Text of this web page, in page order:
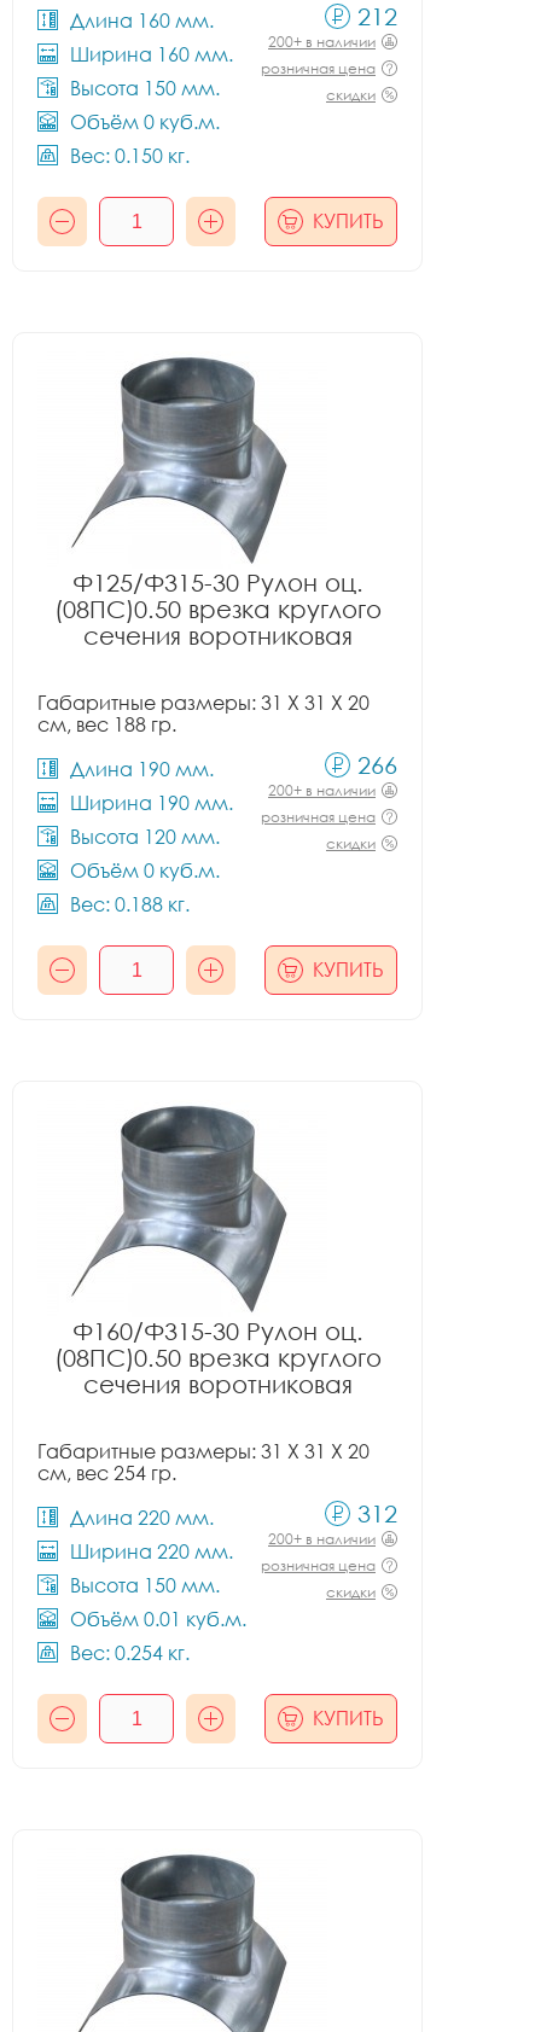
Длина 160 мм.
Ширина 160 мм.
Высота 150 мм.
Объём 0 куб.м.
Вес: 0.150 кг.
212
200+ в наличии
розничная цена
скидки
КУПИТЬ
Ф125/Ф315-30 Рулон оц.
(08ПС)0.50 врезка круглого
сечения воротниковая
Габаритные размеры: 31 X 31 X 20
см, вес 188 гр.
Длина 190 мм.
Ширина 190 мм.
Высота 120 мм.
Объём 0 куб.м.
Вес: 0.188 кг.
266
200+ в наличии
розничная цена
скидки
КУПИТЬ
Ф160/Ф315-30 Рулон оц.
(08ПС)0.50 врезка круглого
сечения воротниковая
Габаритные размеры: 31 X 31 X 20
см, вес 254 гр.
Длина 220 мм.
Ширина 220 мм.
Высота 150 мм.
Объём 0.01 куб.м.
Вес: 0.254 кг.
312
200+ в наличии
розничная цена
скидки
КУПИТЬ